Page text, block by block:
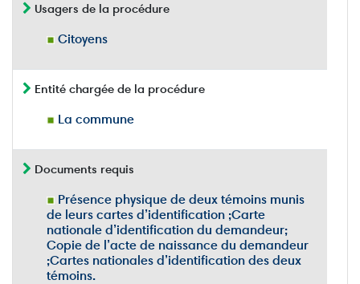
Usagers de la procédure
Citoyens
Entité chargée de la procédure
La commune
Documents requis
Présence physique de deux témoins munis
de leurs cartes d’identification ;Carte
nationale d’identification du demandeur;
Copie de l’acte de naissance du demandeur
;Cartes nationales d’identification des deux
témoins.